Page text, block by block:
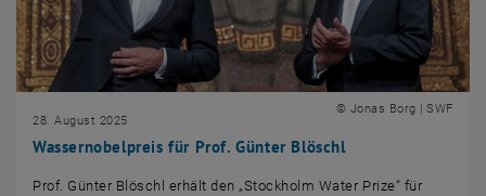
Wassernobelpreis für Prof. Günter Blöschl
28. August 2025
© Jonas Borg | SWF
Prof. Günter Blöschl erhält den „Stockholm Water Prize“ für